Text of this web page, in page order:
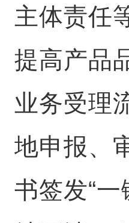
主体责任
提高产品
业务受理
地申报、
书签发“一